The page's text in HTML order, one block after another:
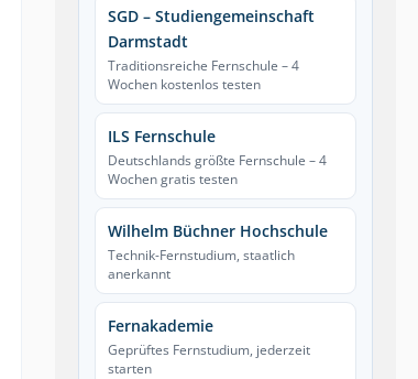
SGD – Studiengemeinschaft
Darmstadt
Traditionsreiche Fernschule – 4
Wochen kostenlos testen
ILS Fernschule
Deutschlands größte Fernschule – 4
Wochen gratis testen
Wilhelm Büchner Hochschule
Technik-Fernstudium, staatlich
anerkannt
Fernakademie
Geprüftes Fernstudium, jederzeit
starten